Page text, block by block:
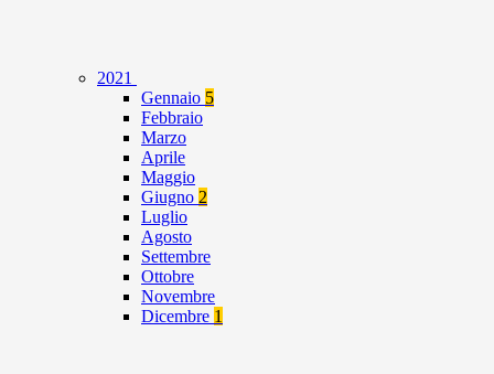
2021
Gennaio 5
Febbraio
Marzo
Aprile
Maggio
Giugno 2
Luglio
Agosto
Settembre
Ottobre
Novembre
Dicembre 1